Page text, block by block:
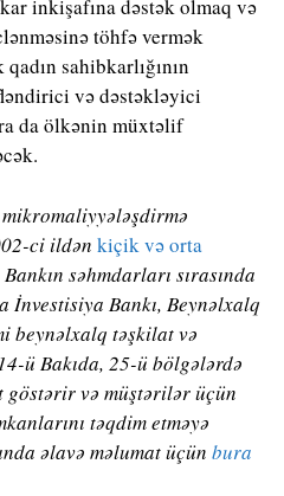
inkişafına dəstək olmaq və
töhfə vermək
sahibkarlığının
və dəstəkləyici
da ölkənin müxtəlif
ci ildən kiçik və orta
səhmdarları sırasında
İnvestisiya Bankı, Beynəlxalq
beynəlxalq təşkilat və
ü Bakıda, 25-ü bölgələrdə
və müştərilər üçün
təqdim etməyə
əlavə məlumat üçün bura